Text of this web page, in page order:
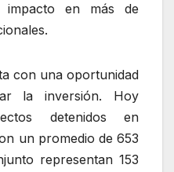
impacto en más de
con una oportunidad
la inversión. Hoy
detenidos en
un promedio de 653
representan 153